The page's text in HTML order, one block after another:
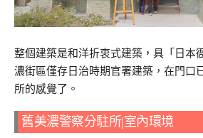
整個建築是和洋折衷式建築，具「日本
濃街區僅存日治時期官署建築，在門口
所的感覺了。
舊美濃警察分駐所|室內環境